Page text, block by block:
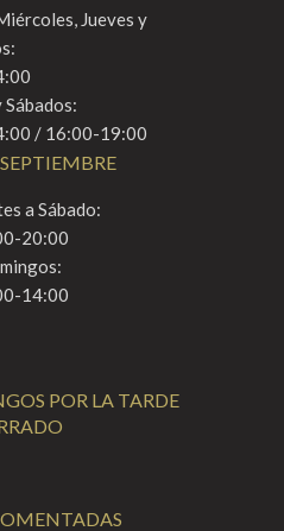
Jueves y
/ 16:00-19:00
a Sábado:
20:00
14:00
POR LA TARDE